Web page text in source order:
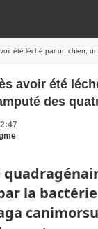
léché par un chien, un
avoir été
des
la bactérie